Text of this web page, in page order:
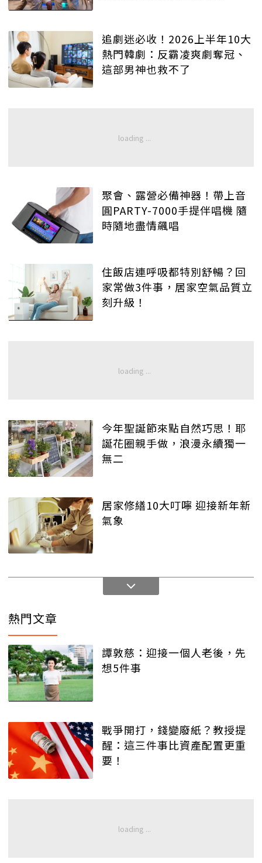
追劇迷必收！2026上半年10大
熱門韓劇：反霸凌爽劇奪冠、
這部男神也救不了
聚會、露營必備神器！帶上音
圓PARTY-7000手提伴唱機 隨
時隨地盡情飆唱
住飯店連呼吸都特別舒暢？回
家常做3件事，居家空氣品質立
刻升級！
今年聖誕節來點自然巧思！耶
誕花圈親手做，浪漫永續獨一
無二
居家修繕10大叮嚀 迎接新年新
氣象
熱門文章
譚敦慈：迎接一個人老後，先
想5件事
戰爭開打，錢變廢紙？教授提
醒：這三件事比資產配置更重
要！